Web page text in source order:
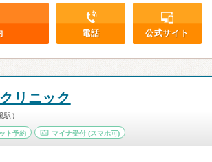
電話 公式サイト
リニック
）
ト予約 マイナ受付 (スマホ可)